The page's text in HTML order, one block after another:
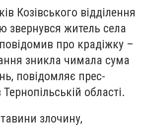
Козівського відділення
звернувся житель села
про крадіжку –
зникла чимала сума
повідомляє прес-
області.
злочину,